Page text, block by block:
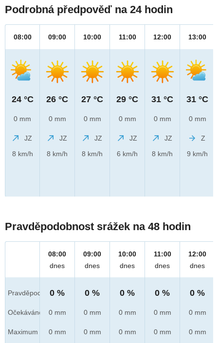
Podrobná předpověď na 24 hodin
08:00
24 °C
0 mm
JZ
8 km/h
09:00
26 °C
0 mm
JZ
8 km/h
10:00
27 °C
0 mm
JZ
8 km/h
11:00
29 °C
0 mm
JZ
6 km/h
12:00
31 °C
0 mm
JZ
8 km/h
13:00
31 °C
0 mm
Z
9 km/h
Pravděpodobnost srážek na 48 hodin
Pravděpod.
Očekáváno
Maximum
08:00
dnes
0 %
0 mm
0 mm
09:00
dnes
0 %
0 mm
0 mm
10:00
dnes
0 %
0 mm
0 mm
11:00
dnes
0 %
0 mm
0 mm
12:00
dnes
0 %
0 mm
0 mm